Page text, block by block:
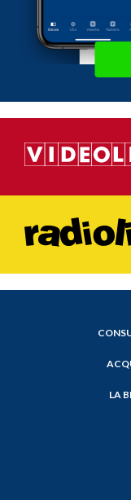
LA